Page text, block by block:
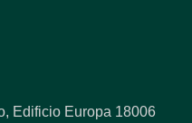
Edificio Europa 18006